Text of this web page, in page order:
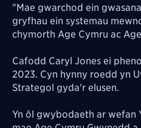
"Mae gwarchod ein
gryfhau ein systemau
chymorth Age Cymru ac
Cafodd Caryl Jones ei
2023. Cyn hynny roedd yn
Strategol gyda'r elusen.
Yn ôl gwybodaeth ar wefan